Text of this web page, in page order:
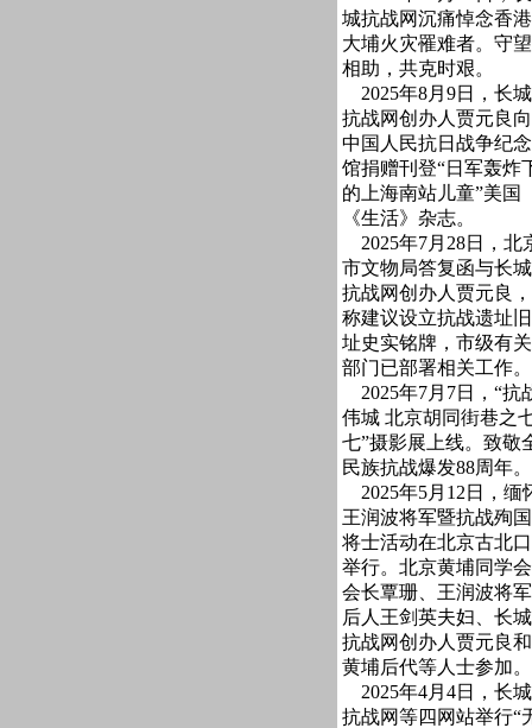
城抗战网沉痛悼念香港
大埔火灾罹难者。守望
相助，共克时艰。
2025年8月9日，长城
抗战网创办人贾元良向
中国人民抗日战争纪念
馆捐赠刊登“日军轰炸
的上海南站儿童”美国
《生活》杂志。
2025年7月28日，北
市文物局答复函与长城
抗战网创办人贾元良，
称建议设立抗战遗址旧
址史实铭牌，市级有关
部门已部署相关工作。
2025年7月7日，“抗
伟城 北京胡同街巷之
七”摄影展上线。致敬
民族抗战爆发88周年。
2025年5月12日，缅
王润波将军暨抗战殉国
将士活动在北京古北口
举行。北京黄埔同学会
会长覃珊、王润波将军
后人王剑英夫妇、长城
抗战网创办人贾元良和
黄埔后代等人士参加。
2025年4月4日，长城
抗战网等四网站举行“